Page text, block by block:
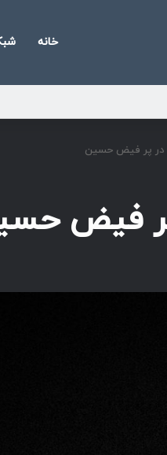
خانه
در پر فیض حسین
فیض